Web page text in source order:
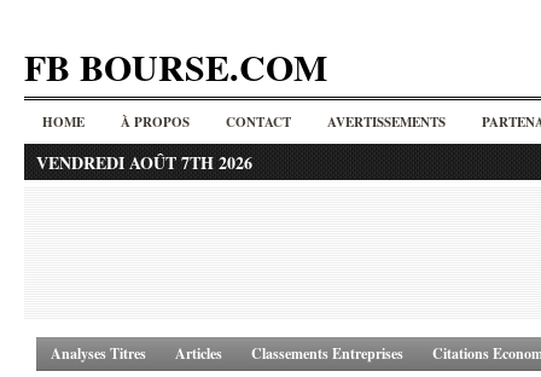
FB BOURSE.COM
HOME À PROPOS CONTACT AVERTISSEMENTS
VENDREDI AOÛT 7TH 2026
Analyses Titres Articles Classements Entreprises Citations